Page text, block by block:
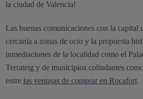
la ciudad de Valencia!
Las buenas comunicaciones con la capital
cercanía a zonas de ocio y la propuesta
inmediaciones de la localidad como el
Terrateig y de municipios colindantes
entre las ventajas de comprar en Rocafort.